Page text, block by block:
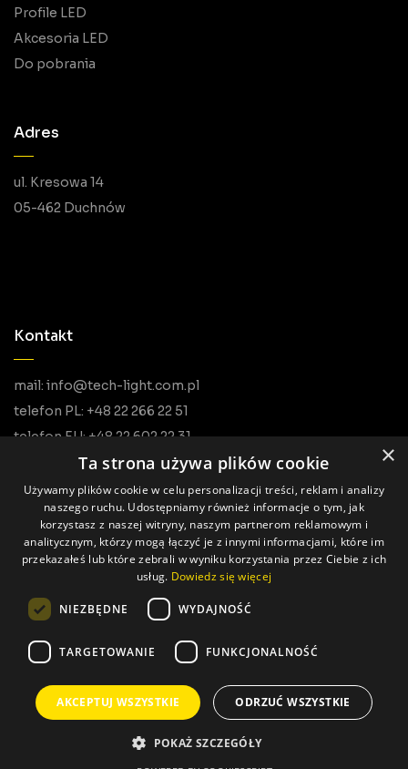
Profile LED
Akcesoria LED
Do pobrania
Adres
ul. Kresowa 14
05-462 Duchnów
Kontakt
mail: info@tech-light.com.pl
telefon PL: +48 22 266 22 51
telefon EU: +48 22 602 22 31
Wszystkie prawa zastrzeżone © Tech Light
Realizacja: Pageart
Polityka prywatności
×
Ta strona używa plików cookie
Używamy plików cookie w celu personalizacji treści, reklam i analizy
naszego ruchu. Udostępniamy również informacje o tym, jak
korzystasz z naszej witryny, naszym partnerom reklamowym i
analitycznym, którzy mogą łączyć je z innymi informacjami, które im
przekazałeś lub które zebrali w wyniku korzystania przez Ciebie z ich
usług. Dowiedz się więcej
NIEZBĘDNE WYDAJNOŚĆ
TARGETOWANIE FUNKCJONALNOŚĆ
AKCEPTUJ WSZYSTKIE ODRZUĆ WSZYSTKIE
POKAŻ SZCZEGÓŁY